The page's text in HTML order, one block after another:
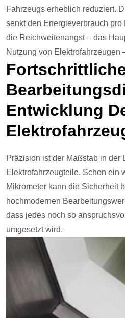
Fahrzeugs erheblich reduziert.
senkt den Energieverbrauch pro
die Reichweitenangst – das
Nutzung von Elektrofahrzeugen
Entwicklung
Präzision ist der Maßstab in der
Elektrofahrzeugteile. Schon ein
Mikrometer kann die Sicherheit
hochmodernen
dass jedes noch so
umgesetzt wird.